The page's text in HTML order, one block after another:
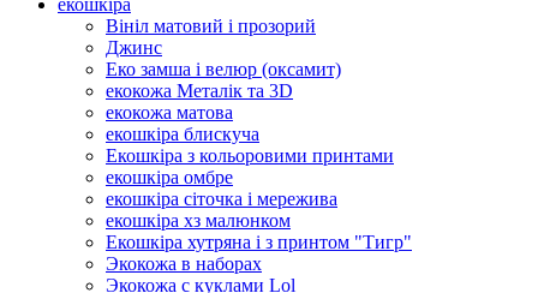
екошкіра
Вініл матовий і прозорий
Джинс
Еко замша і велюр (оксамит)
екокожа Металік та 3D
екокожа матова
екошкіра блискуча
Екошкіра з кольоровими принтами
екошкіра омбре
екошкіра сіточка і мережива
екошкіра хз малюнком
Екошкіра хутряна і з принтом "Тигр"
Экокожа в наборах
Экокожа с куклами Lol